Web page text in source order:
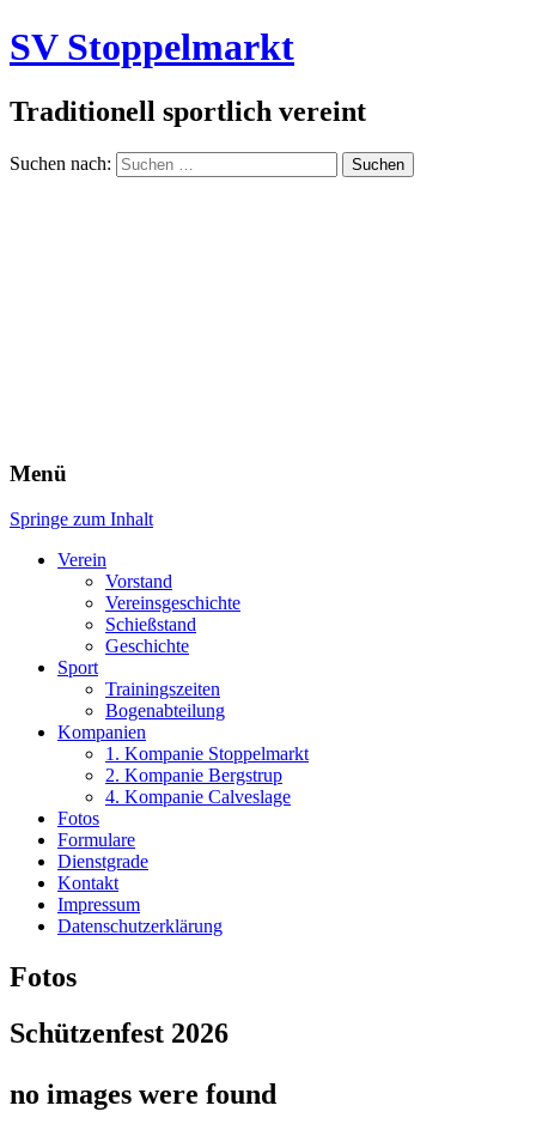
SV Stoppelmarkt
Traditionell sportlich vereint
Suchen nach:
Menü
Springe zum Inhalt
Verein
Vorstand
Vereinsgeschichte
Schießstand
Geschichte
Sport
Trainingszeiten
Bogenabteilung
Kompanien
1. Kompanie Stoppelmarkt
2. Kompanie Bergstrup
4. Kompanie Calveslage
Fotos
Formulare
Dienstgrade
Kontakt
Impressum
Datenschutzerklärung
Fotos
Schützenfest 2026
no images were found